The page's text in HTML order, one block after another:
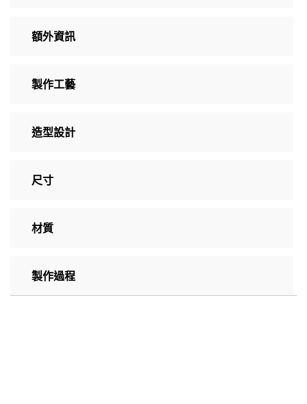
額外資訊
製作工藝
造型設計
尺寸
材質
製作過程